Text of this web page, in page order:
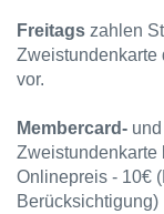
Freitags zahlen
Zweistundenkarte
vor.
Membercard- und
Zweistundenkarte
Onlinepreis - 10€
Berücksichtigung)